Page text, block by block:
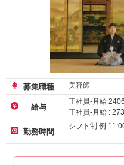
募集職種 美容師
給与
正社員-月給
正社員-月給 :
勤務時間
シフト制 例
…